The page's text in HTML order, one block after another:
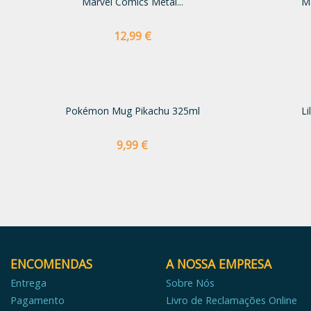
Preço
12,99 €
Pokémon Mug Pikachu 325ml
Preço
9,99 €
ENCOMENDAS
Entrega
Pagamento
A NOSSA EMPRESA
Sobre Nós
Livro de Reclamações Online